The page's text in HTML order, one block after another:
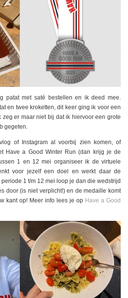
patat met saté bestellen en ik deed mee.
en twee kroketten, dit keer ging ik voor een
zeg er maar niet bij dat ik hiervoor een grote
gegeten.
of Instagram al voorbij zien komen, of
Have a Good Winter Run (dan krijg je de
1 en 12 mei organiseer ik de virtuele
voor jezelf een doel en werkt daar de
1 t/m 12 mei loop je dan die wedstrijd
door (is niet verplicht!) en de medaille komt
kant op! Meer info lees je op Have a Good